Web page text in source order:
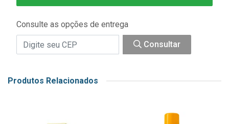
Consulte as opções de entrega
Consultar
Produtos Relacionados